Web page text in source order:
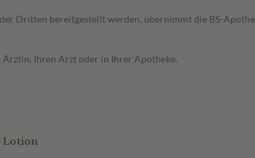
Dritten bereitgestellt werden, übernimmt die BS-
Ärztin, Ihren Arzt oder in Ihrer Apotheke.